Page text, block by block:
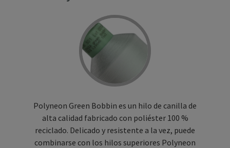
Polyneon Green Bobbin es un hilo de canilla de
alta calidad fabricado con poliéster 100 %
reciclado. Delicado y resistente a la vez, puede
combinarse con los hilos superiores Polyneon